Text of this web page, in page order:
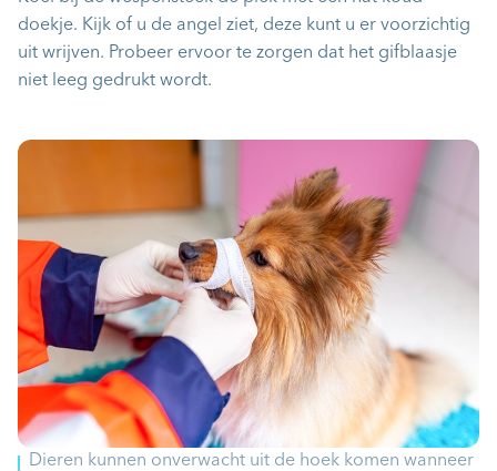
doekje. Kijk of u de angel ziet, deze kunt u er voorzichtig
uit wrijven. Probeer ervoor te zorgen dat het gifblaasje
niet leeg gedrukt wordt.
Dieren kunnen onverwacht uit de hoek komen wanneer